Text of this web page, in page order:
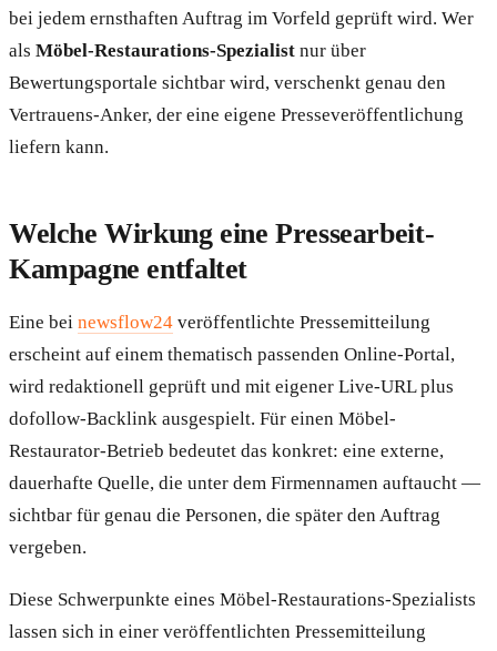
bei jedem ernsthaften Auftrag im Vorfeld geprüft wird. Wer
als Möbel-Restaurations-Spezialist nur über
Bewertungsportale sichtbar wird, verschenkt genau den
Vertrauens-Anker, der eine eigene Presseveröffentlichung
liefern kann.
Welche Wirkung eine Pressearbeit-
Kampagne entfaltet
Eine bei newsflow24 veröffentlichte Pressemitteilung
erscheint auf einem thematisch passenden Online-Portal,
wird redaktionell geprüft und mit eigener Live-URL plus
dofollow-Backlink ausgespielt. Für einen Möbel-
Restaurator-Betrieb bedeutet das konkret: eine externe,
dauerhafte Quelle, die unter dem Firmennamen auftaucht —
sichtbar für genau die Personen, die später den Auftrag
vergeben.
Diese Schwerpunkte eines Möbel-Restaurations-Spezialists
lassen sich in einer veröffentlichten Pressemitteilung